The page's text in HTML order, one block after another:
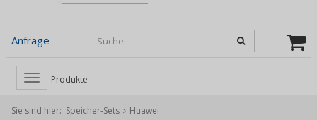
Anfrage
Toggle
navigation
Produkte
Sie sind hier: Speicher-Sets Huawei